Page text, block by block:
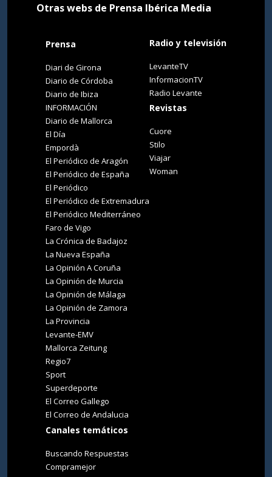
Otras webs de Prensa Ibérica Media
Prensa
Diari de Girona
Diario de Córdoba
Diario de Ibiza
INFORMACIÓN
Diario de Mallorca
El Día
Empordà
El Periódico de Aragón
El Periódico de España
El Periódico
El Periódico de Extremadura
El Periódico Mediterráneo
Faro de Vigo
La Crónica de Badajoz
La Nueva España
La Opinión A Coruña
La Opinión de Murcia
La Opinión de Málaga
La Opinión de Zamora
La Provincia
Levante-EMV
Mallorca Zeitung
Regio7
Sport
Superdeporte
El Correo Gallego
El Correo de Andalucia
Canales temáticos
Buscando Respuestas
Compramejor
Radio y televisión
LevanteTV
InformacionTV
Radio Levante
Revistas
Cuore
Stilo
Viajar
Woman